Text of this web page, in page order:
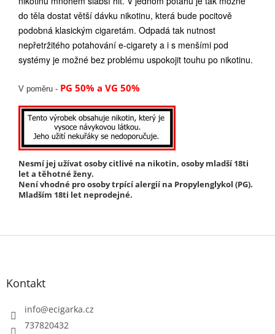
do těla dostat větší dávku nikotinu, která bude pocitově
podobná klasickým cigaretám. Odpadá tak nutnost
nepřetržitého potahování e-cigarety a i s menšími pod
systémy je možné bez problému uspokojit touhu po nikotinu.
V poměru - PG 50% a VG 50%
Nesmí jej užívat osoby citlivé na nikotin, osoby mladší 18ti
let a těhotné ženy.
Není vhodné pro osoby trpící alergií na Propylenglykol (PG).
Mladším 18ti let neprodejné.
Kontakt
info@ecigarka.cz
737820432